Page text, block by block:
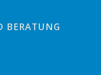
BERATUNG